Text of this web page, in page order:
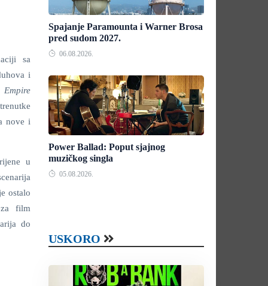
sa
i
Empire
nove i
u
ostalo
film
do
Spajanje Paramounta i Warner Brosa
pred sudom 2027.
06.08.2026.
Power Ballad: Poput sjajnog
muzičkog singla
05.08.2026.
USKORO